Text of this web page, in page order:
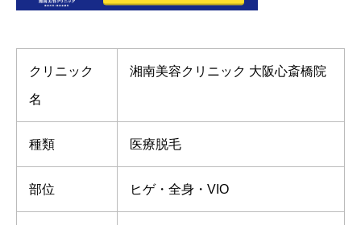
クリニック
名
湘南美容クリニック 大阪心斎橋院
種類 医療脱毛
部位 ヒゲ・全身・VIO